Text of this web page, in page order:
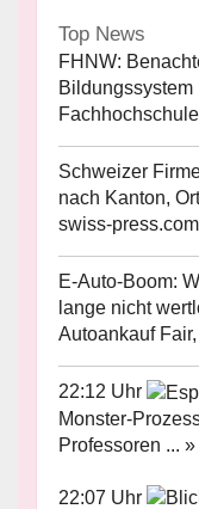
Top News
FHNW:
Bildungssystem
Schweizer
nach Kanton,
swiss-
E-Auto-Boom:
lange nicht
Autoankauf
22:12 Uhr
Monster-
Professoren ... »
22:07 Uhr